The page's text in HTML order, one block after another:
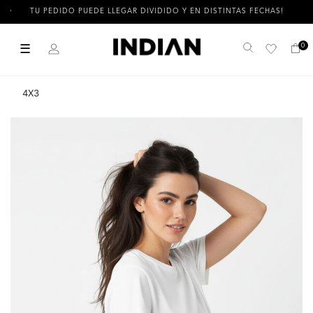
TU PEDIDO PUEDE LLEGAR DIVIDIDO Y EN DISTINTAS FECHAS!
☰ Buscar 0
4X3